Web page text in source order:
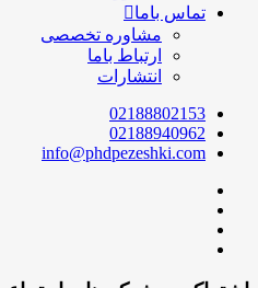
تماس باما
مشاوره تخصصی
ارتباط باما
انتشارات
02188802153
02188940962
info@phdpezeshki.com